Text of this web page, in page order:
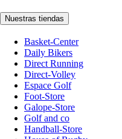
Nuestras tiendas
Basket-Center
Daily Bikers
Direct Running
Direct-Volley
Espace Golf
Foot-Store
Galope-Store
Golf and co
Handball-Store